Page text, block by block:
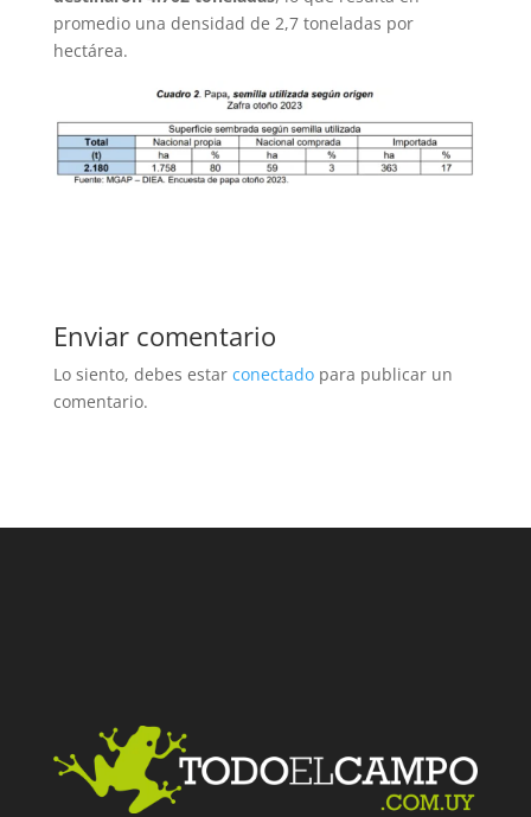
promedio una densidad de 2,7 toneladas por
hectárea.
Enviar comentario
Lo siento, debes estar conectadopara publicar un
comentario.
Facebook